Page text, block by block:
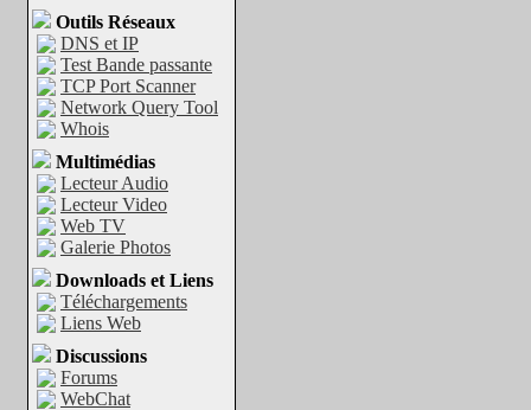
Outils Réseaux
DNS et IP
Test Bande passante
TCP Port Scanner
Network Query Tool
Whois
Multimédias
Lecteur Audio
Lecteur Video
Web TV
Galerie Photos
Downloads et Liens
Téléchargements
Liens Web
Discussions
Forums
WebChat